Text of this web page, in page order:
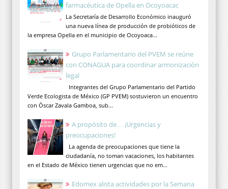
farmacéutica de Opella en Ocoyoacac
La Secretaría de Desarrollo Económico inauguró
una nueva línea de producción de probióticos de
la empresa Opella en el municipio de Ocoyoaca...
Grupo Parlamentario del PVEM se reúne
con CONAGUA para coordinar armonización
legal
Integrantes del Grupo Parlamentario del Partido
Verde Ecologista de México (GP PVEM) sostuvieron un encuentro
con Óscar Zavala Gamboa, sub...
A propósito de… ¡Urgencias y
preocupaciones!
La agenda de preocupaciones que tiene la
ciudadanía, no toman vacaciones, los habitantes
en el Estado de México tienen urgencias que no em...
Edomex alista actividades por la Semana